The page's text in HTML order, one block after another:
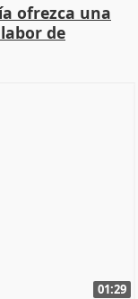
ofrezca una
de
01:29